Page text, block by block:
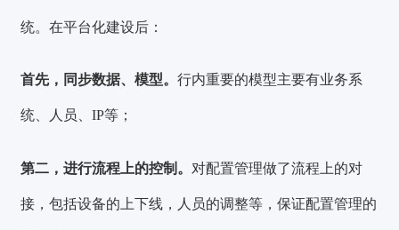
统。在平台化建设后：
首先，同步数据、模型。行内重要的模型主要有业务系
统、人员、IP等；
第二，进行流程上的控制。 对配置管理做了流程上的对
接，包括设备的上下线，人员的调整等，保证配置管理的